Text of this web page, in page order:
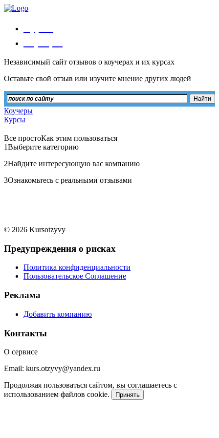
Независимый сайт отзывов о коучерах и их курсах
Оставьте свой отзыв или изучите мнение других людей
Коучеры
Курсы
Все простоКак этим пользоваться
1Выберите категорию
2Найдите интересующую вас компанию
3Ознакомьтесь с реальными отзывами
© 2026 Kursotzyvy
Предупреждения о рисках
Политика конфиденциальности
Пользовательское Соглашение
Реклама
Добавить компанию
Контакты
О сервисе
Email: kurs.otzyvy@yandex.ru
Продолжая пользоваться сайтом, вы соглашаетесь с
использованием файлов cookie.
Принять